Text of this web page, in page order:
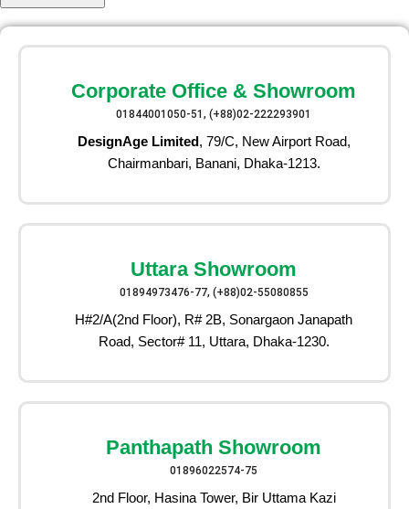
Corporate Office & Showroom
01844001050-51, (+88)02-222293901
DesignAge Limited, 79/C, New Airport Road,
Chairmanbari, Banani, Dhaka-1213.
Uttara Showroom
01894973476-77, (+88)02-55080855
H#2/A(2nd Floor), R# 2B, Sonargaon Janapath
Road, Sector# 11, Uttara, Dhaka-1230.
Panthapath Showroom
01896022574-75
2nd Floor, Hasina Tower, Bir Uttama Kazi